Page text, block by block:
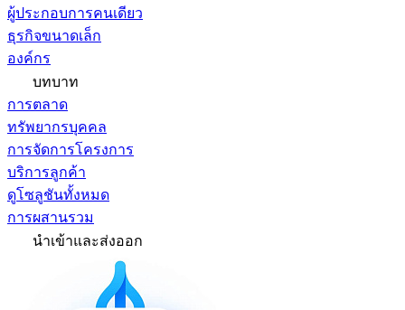
ผู้ประกอบการคนเดียว
ธุรกิจขนาดเล็ก
องค์กร
บทบาท
การตลาด
ทรัพยากรบุคคล
การจัดการโครงการ
บริการลูกค้า
ดูโซลูชันทั้งหมด
การผสานรวม
นำเข้าและส่งออก